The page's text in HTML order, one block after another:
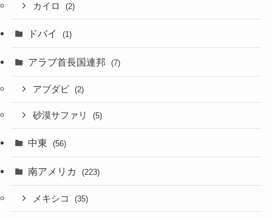
カイロ (2)
ドバイ (1)
アラブ首長国連邦 (7)
アブダビ (2)
砂漠サファリ (5)
中東 (56)
南アメリカ (223)
メキシコ (35)